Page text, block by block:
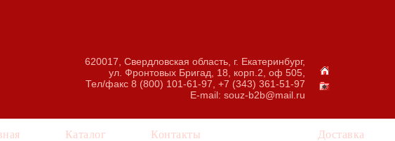
620017, Свердловская область, г. Екатеринбург,
ул. Фронтовых Бригад, 18, корп.2, оф 505,
Тел/факс 8 (800) 101-61-97, +7 (343) 361-51-97
E-mail: souz-b2b@mail.ru
Каталог Контакты Доставка